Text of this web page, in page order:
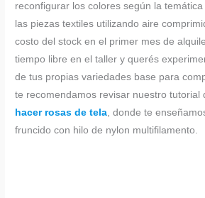
reconfigurar los colores según la
las piezas textiles utilizando aire
costo del stock en el primer mes de
tiempo libre en el taller y querés
de tus propias variedades base para
te recomendamos revisar nuestro
hacer rosas de tela, donde te
fruncido con hilo de nylon multifilamento.